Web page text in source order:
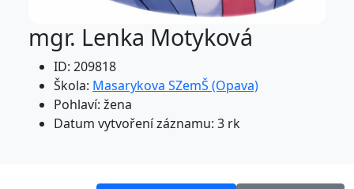
mgr. Lenka Motyková
ID: 209818
Škola: Masarykova SZemŠ (Opava)
Pohlaví: žena
Datum vytvoření záznamu: 3 rk